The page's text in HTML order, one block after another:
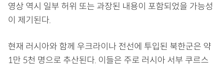
영상 역시 일부 허위 또는 과장된 내용이 포함되었을 가능성
이 제기된다.
현재 러시아와 함께 우크라이나 전선에 투입된 북한군은 약
1만 5천 명으로 추산된다. 이들은 주로 러시아 서부 쿠르스